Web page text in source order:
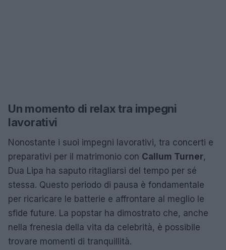
Un momento di relax tra impegni
lavorativi
Nonostante i suoi impegni lavorativi, tra concerti e
preparativi per il matrimonio con Callum Turner,
Dua Lipa ha saputo ritagliarsi del tempo per sé
stessa. Questo periodo di pausa è fondamentale
per ricaricare le batterie e affrontare al meglio le
sfide future. La popstar ha dimostrato che, anche
nella frenesia della vita da celebrità, è possibile
trovare momenti di tranquillità.